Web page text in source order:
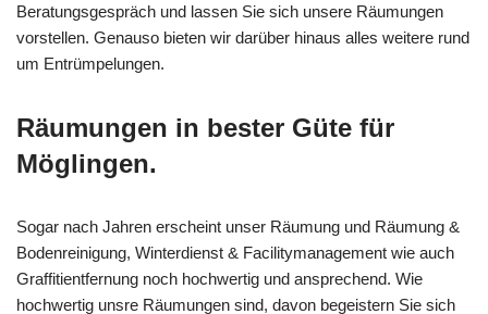
Beratungsgespräch und lassen Sie sich unsere Räumungen
vorstellen. Genauso bieten wir darüber hinaus alles weitere rund
um Entrümpelungen.
Räumungen in bester Güte für
Möglingen.
Sogar nach Jahren erscheint unser Räumung und Räumung &
Bodenreinigung, Winterdienst & Facilitymanagement wie auch
Graffitientfernung noch hochwertig und ansprechend. Wie
hochwertig unsre Räumungen sind, davon begeistern Sie sich